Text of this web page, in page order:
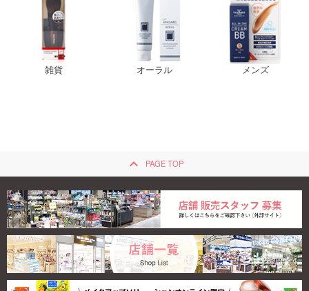
雑貨 オーラル メンズ
keyboard_arrow_up PAGE TOP